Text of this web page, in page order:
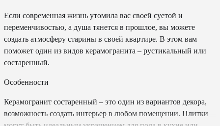
Если современная жизнь утомила вас своей суетой и
переменчивостью, а душа тянется в прошлое, вы можете
создать атмосферу старины в своей квартире. В этом вам
поможет один из видов керамогранита – рустикальный или
состаренный.
Особенности
Керамогранит состаренный – это один из вариантов декора,
возможность создать интерьер в любом помещении. Плитки